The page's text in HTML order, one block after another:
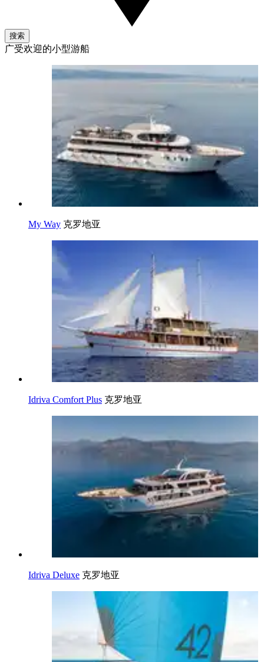
搜索
广受欢迎的小型游船
My Way 克罗地亚
Idriva Comfort Plus 克罗地亚
Idriva Deluxe 克罗地亚